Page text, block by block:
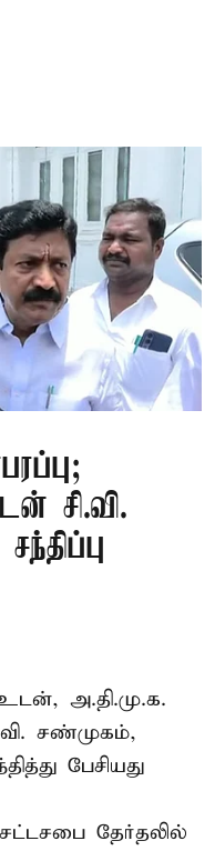
சி.வி.
அ.தி.மு.க.
சண்முகம்,
பேசியது
சட்டசபை தேர்தலில்